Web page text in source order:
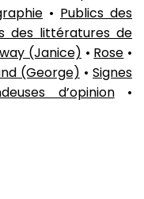
• Publics des
des littératures de
(Janice) • Rose •
(George) •Signes
d’opinion•